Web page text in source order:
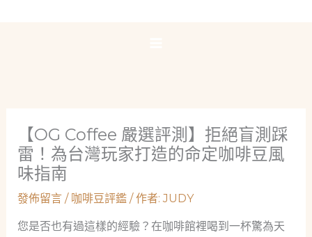
【OG Coffee 嚴選評測】拒絕盲測踩
雷！為台灣玩家打造的命定咖啡豆風
味指南
發佈留言 / 咖啡豆評鑑/ 作者:JUDY
您是否也有過這樣的經驗？在咖啡館裡喝到一杯驚為天